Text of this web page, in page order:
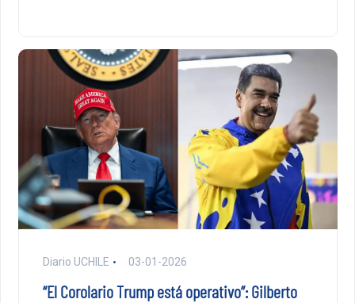
Diario UCHILE 03-01-2026
“El Corolario Trump está operativo”: Gilberto